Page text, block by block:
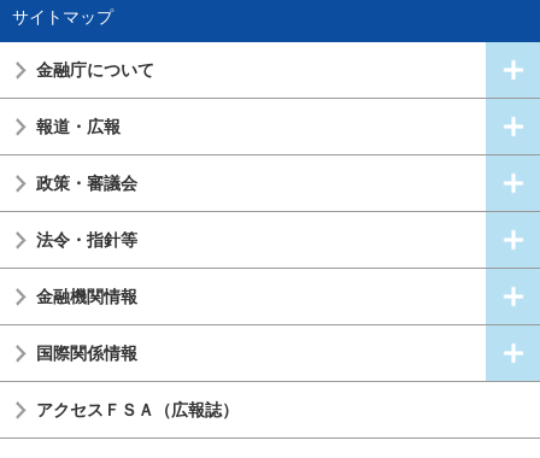
サイトマップ
金融庁について
報道・広報
政策・審議会
法令・指針等
金融機関情報
国際関係情報
アクセスＦＳＡ（広報誌）